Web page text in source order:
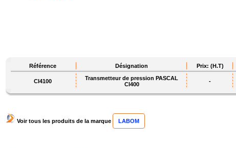
Référence Désignation Prix: (H.T)
CI4100
Transmetteur de pression PASCAL
CI400
-
Voir tous les produits de la marque LABOM